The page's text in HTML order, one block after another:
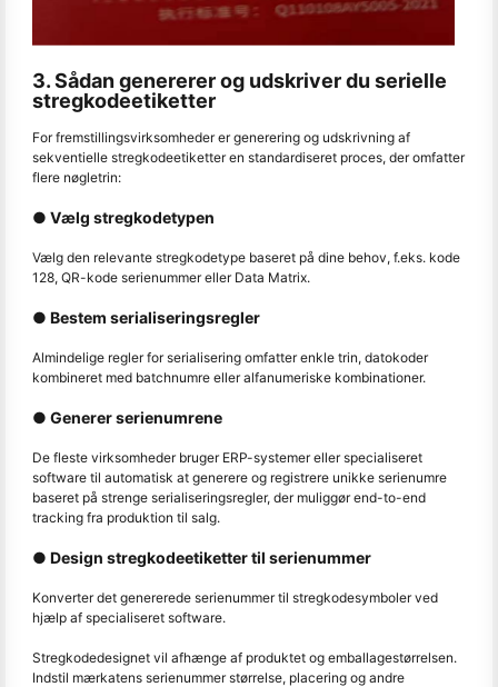
3. Sådan genererer og udskriver du serielle
stregkodeetiketter
For fremstillingsvirksomheder er generering og udskrivning af
sekventielle stregkodeetiketter en standardiseret proces, der omfatter
flere nøgletrin:
● Vælg stregkodetypen
Vælg den relevante stregkodetype baseret på dine behov, f.eks. kode
128, QR-kode serienummer eller Data Matrix.
● Bestem serialiseringsregler
Almindelige regler for serialisering omfatter enkle trin, datokoder
kombineret med batchnumre eller alfanumeriske kombinationer.
● Generer serienumrene
De fleste virksomheder bruger ERP-systemer eller specialiseret
software til automatisk at generere og registrere unikke serienumre
baseret på strenge serialiseringsregler, der muliggør end-to-end
tracking fra produktion til salg.
● Design stregkodeetiketter til serienummer
Konverter det genererede serienummer til stregkodesymboler ved
hjælp af specialiseret software.
Stregkodedesignet vil afhænge af produktet og emballagestørrelsen.
Indstil mærkatens serienummer størrelse, placering og andre